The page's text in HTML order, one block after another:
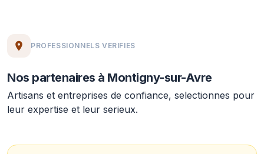
PROFESSIONNELS VERIFIES
Nos partenaires à Montigny-sur-Avre
Artisans et entreprises de confiance, selectionnes pour
leur expertise et leur serieux.